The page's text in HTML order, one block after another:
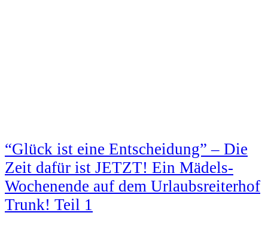
“Glück ist eine Entscheidung” – Die
Zeit dafür ist JETZT! Ein Mädels-
Wochenende auf dem Urlaubsreiterhof
Trunk! Teil 1